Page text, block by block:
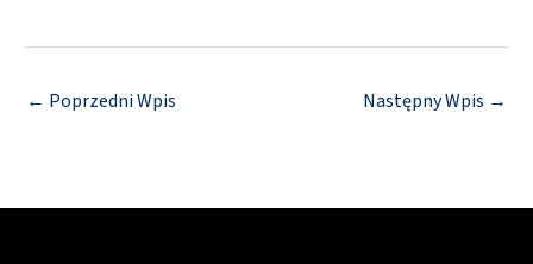
← Poprzedni Wpis Następny Wpis →